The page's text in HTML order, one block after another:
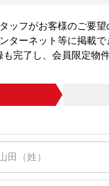
ッフがお客様のご要望
ターネット等に掲載
完了し、会員限定物